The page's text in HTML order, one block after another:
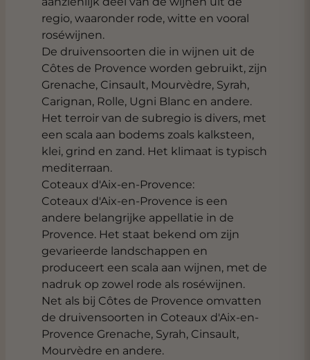
regio, waaronder rode, witte en vooral
roséwijnen.
De druivensoorten die in wijnen uit de
Côtes de Provence worden gebruikt, zijn
Grenache, Cinsault, Mourvèdre, Syrah,
Carignan, Rolle, Ugni Blanc en andere.
Het terroir van de subregio is divers, met
een scala aan bodems zoals kalksteen,
klei, grind en zand. Het klimaat is typisch
mediterraan.
Coteaux d'Aix-en-Provence:
Coteaux d'Aix-en-Provence is een
andere belangrijke appellatie in de
Provence. Het staat bekend om zijn
gevarieerde landschappen en
produceert een scala aan wijnen, met de
nadruk op zowel rode als roséwijnen.
Net als bij Côtes de Provence omvatten
de druivensoorten in Coteaux d'Aix-en-
Provence Grenache, Syrah, Cinsault,
Mourvèdre en andere.